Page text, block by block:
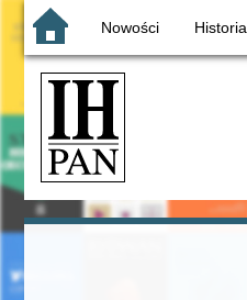
Nowości Historia